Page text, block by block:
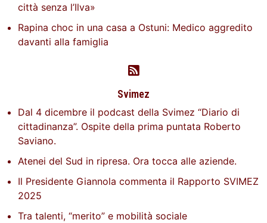
città senza l’Ilva»
Rapina choc in una casa a Ostuni: Medico aggredito
davanti alla famiglia
Svimez
Dal 4 dicembre il podcast della Svimez “Diario di
cittadinanza”. Ospite della prima puntata Roberto
Saviano.
Atenei del Sud in ripresa. Ora tocca alle aziende.
Il Presidente Giannola commenta il Rapporto SVIMEZ
2025
Tra talenti, “merito” e mobilità sociale